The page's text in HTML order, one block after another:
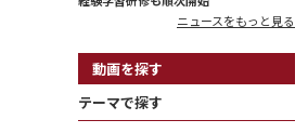
ニュースをもっと見る
動画を探す
テーマで探す